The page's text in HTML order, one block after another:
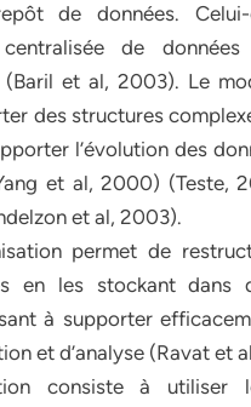
de données.
de données
(Baril et al, 2003). Le
des structures
l’évolution des
et al, 2000) (Teste,
et al, 2003).
permet de
en les stockant dans
à supporter
et d’analyse (Ravat et
consiste à utiliser